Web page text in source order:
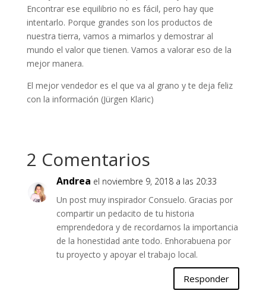
Encontrar ese equilibrio no es fácil, pero hay que
intentarlo. Porque grandes son los productos de
nuestra tierra, vamos a mimarlos y demostrar al
mundo el valor que tienen. Vamos a valorar eso de la
mejor manera.
El mejor vendedor es el que va al grano y te deja feliz
con la información (Jürgen Klaric)
2 Comentarios
Andrea el noviembre 9, 2018 a las 20:33
Un post muy inspirador Consuelo. Gracias por
compartir un pedacito de tu historia
emprendedora y de recordarnos la importancia
de la honestidad ante todo. Enhorabuena por
tu proyecto y apoyar el trabajo local.
Responder